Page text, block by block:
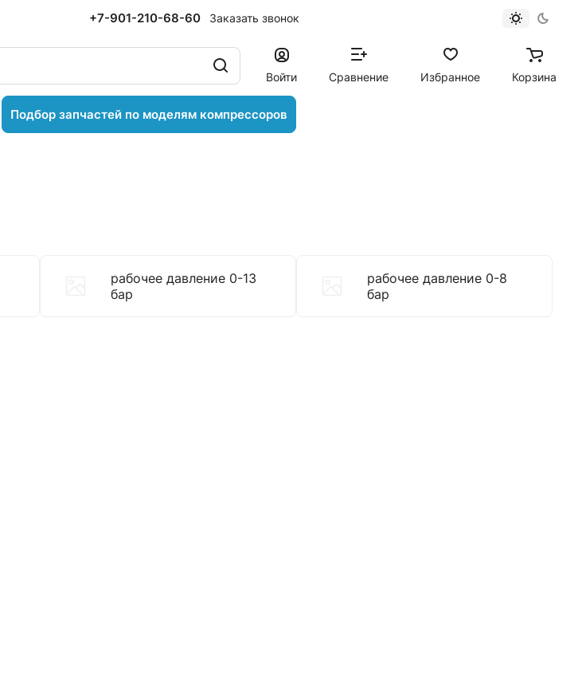
+7-901-210-68-60 Заказать звонок
Войти Сравнение Избранное Корзина
Подбор запчастей по моделям компрессоров
рабочее давление 0-13
бар
рабочее давление 0-8
бар